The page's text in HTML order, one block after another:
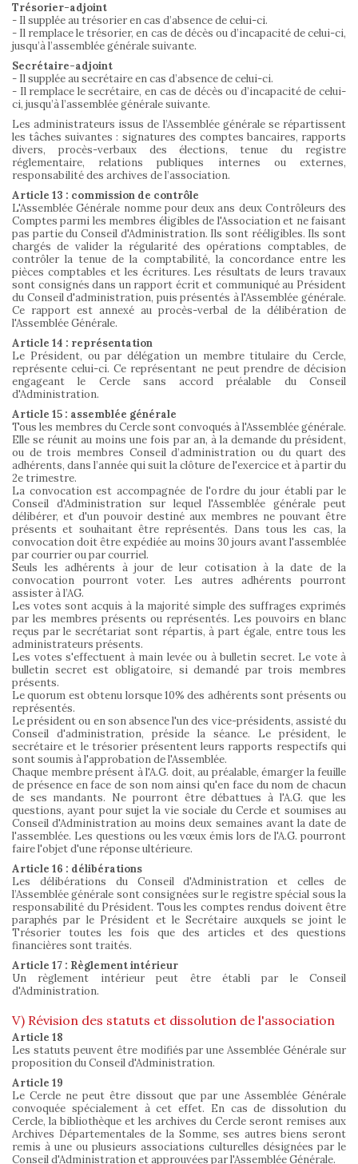
Trésorier-adjoint
- Il supplée au trésorier en cas d’absence de celui-ci.
- Il remplace le trésorier, en cas de décès ou d’incapacité de celui-ci,
jusqu’à l’assemblée générale suivante.
Secrétaire-adjoint
- Il supplée au secrétaire en cas d’absence de celui-ci.
- Il remplace le secrétaire, en cas de décès ou d’incapacité de celui-
ci, jusqu’à l’assemblée générale suivante.
Les administrateurs issus de l’Assemblée générale se répartissent
les tâches suivantes : signatures des comptes bancaires, rapports
divers, procès-verbaux des élections, tenue du registre
réglementaire, relations publiques internes ou externes,
responsabilité des archives de l’association.
Article 13 : commission de contrôle
L'Assemblée Générale nomme pour deux ans deux Contrôleurs des
Comptes parmi les membres éligibles de l'Association et ne faisant
pas partie du Conseil d'Administration. Ils sont rééligibles. Ils sont
chargés de valider la régularité des opérations comptables, de
contrôler la tenue de la comptabilité, la concordance entre les
pièces comptables et les écritures. Les résultats de leurs travaux
sont consignés dans un rapport écrit et communiqué au Président
du Conseil d'administration, puis présentés à l'Assemblée générale.
Ce rapport est annexé au procès-verbal de la délibération de
l'Assemblée Générale.
Article 14 : représentation
Le Président, ou par délégation un membre titulaire du Cercle,
représente celui-ci. Ce représentant ne peut prendre de décision
engageant le Cercle sans accord préalable du Conseil
d'Administration.
Article 15 : assemblée générale
Tous les membres du Cercle sont convoqués à l'Assemblée générale.
Elle se réunit au moins une fois par an, à la demande du président,
ou de trois membres Conseil d’administration ou du quart des
adhérents, dans l’année qui suit la clôture de l'exercice et à partir du
2e trimestre.
La convocation est accompagnée de l'ordre du jour établi par le
Conseil d'Administration sur lequel l'Assemblée générale peut
délibérer, et d'un pouvoir destiné aux membres ne pouvant être
présents et souhaitant être représentés. Dans tous les cas, la
convocation doit être expédiée au moins 30 jours avant l'assemblée
par courrier ou par courriel.
Seuls les adhérents à jour de leur cotisation à la date de la
convocation pourront voter. Les autres adhérents pourront
assister à l’AG.
Les votes sont acquis à la majorité simple des suffrages exprimés
par les membres présents ou représentés. Les pouvoirs en blanc
reçus par le secrétariat sont répartis, à part égale, entre tous les
administrateurs présents.
Les votes s'effectuent à main levée ou à bulletin secret. Le vote à
bulletin secret est obligatoire, si demandé par trois membres
présents.
Le quorum est obtenu lorsque 10% des adhérents sont présents ou
représentés.
Le président ou en son absence l'un des vice-présidents, assisté du
Conseil d'administration, préside la séance. Le président, le
secrétaire et le trésorier présentent leurs rapports respectifs qui
sont soumis à l'approbation de l'Assemblée.
Chaque membre présent à l'A.G. doit, au préalable, émarger la feuille
de présence en face de son nom ainsi qu'en face du nom de chacun
de ses mandants. Ne pourront être débattues à l'A.G. que les
questions, ayant pour sujet la vie sociale du Cercle et soumises au
Conseil d'Administration au moins deux semaines avant la date de
l'assemblée. Les questions ou les vœux émis lors de l'A.G. pourront
faire l'objet d'une réponse ultérieure.
Article 16 : délibérations
Les délibérations du Conseil d'Administration et celles de
l’Assemblée générale sont consignées sur le registre spécial sous la
responsabilité du Président. Tous les comptes rendus doivent être
paraphés par le Président et le Secrétaire auxquels se joint le
Trésorier toutes les fois que des articles et des questions
financières sont traités.
Article 17 : Règlement intérieur
Un règlement intérieur peut être établi par le Conseil
d'Administration.
V) Révision des statuts et dissolution de l'association
Article 18
Les statuts peuvent être modifiés par une Assemblée Générale sur
proposition du Conseil d'Administration.
Article 19
Le Cercle ne peut être dissout que par une Assemblée Générale
convoquée spécialement à cet effet. En cas de dissolution du
Cercle, la bibliothèque et les archives du Cercle seront remises aux
Archives Départementales de la Somme, ses autres biens seront
remis à une ou plusieurs associations culturelles désignées par le
Conseil d'Administration et approuvées par l'Assemblée Générale.